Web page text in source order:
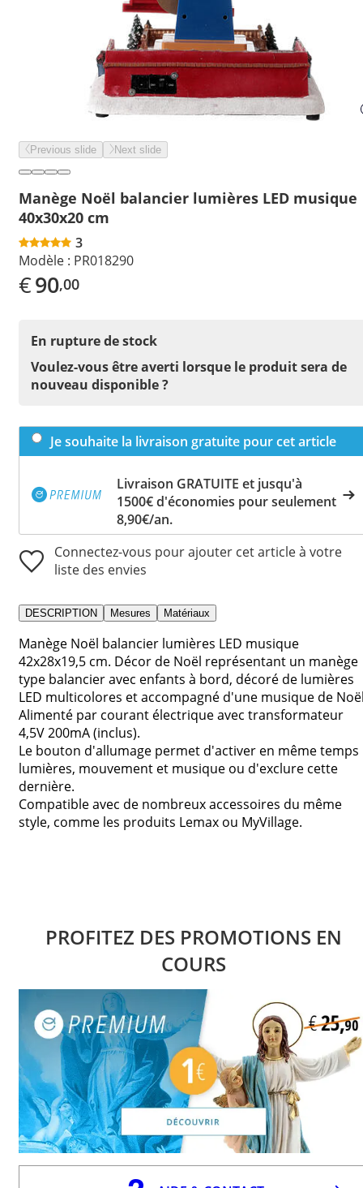
Previous slide Next slide
Manège Noël balancier lumières LED musique
40x30x20 cm
3
Modèle : PR018290
€90,00
En rupture de stock
Voulez-vous être averti lorsque le produit sera de
nouveau disponible ?
Je souhaite la livraison gratuite pour cet article
Livraison GRATUITE et jusqu'à
1500€ d'économies pour seulement
8,90€/an.
Connectez-vous pour ajouter cet article à votre
liste des envies
DESCRIPTION Mesures Matériaux
Manège Noël balancier lumières LED musique
42x28x19,5 cm. Décor de Noël représentant un manège
type balancier avec enfants à bord, décoré de lumières
LED multicolores et accompagné d'une musique de
Alimenté par courant électrique avec transformateur
4,5V 200mA (inclus).
Le bouton d'allumage permet d'activer en même temps
lumières, mouvement et musique ou d'exclure cette
dernière.
Compatible avec de nombreux accessoires du même
style, comme les produits Lemax ou MyVillage.
PROFITEZ DES PROMOTIONS EN
COURS